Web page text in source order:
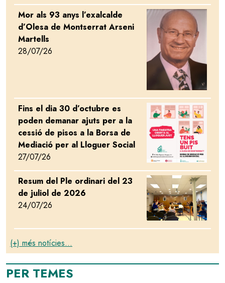
Mor als 93 anys l’exalcalde
d’Olesa de Montserrat Arseni
Martells
28/07/26
Image
Fins el dia 30 d’octubre es
poden demanar ajuts per a la
cessió de pisos a la Borsa de
Mediació per al Lloguer Social
27/07/26
Image
Resum del Ple ordinari del 23
de juliol de 2026
24/07/26
Image
(+) més notícies...
PER TEMES